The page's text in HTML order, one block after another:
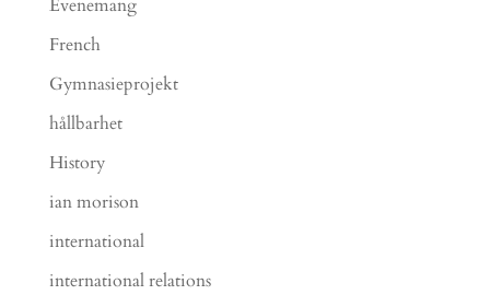
Evenemang
French
Gymnasieprojekt
hållbarhet
History
ian morison
international
international relations